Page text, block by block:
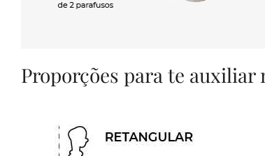
Proporções para te